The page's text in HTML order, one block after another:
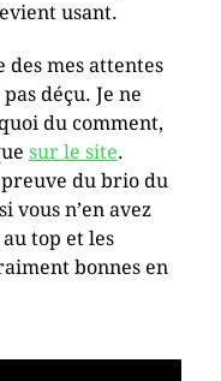
usant.
mes attentes
déçu. Je ne
du comment,
sur le site.
preuve du brio du
vous n’en avez
au top et les
bonnes en